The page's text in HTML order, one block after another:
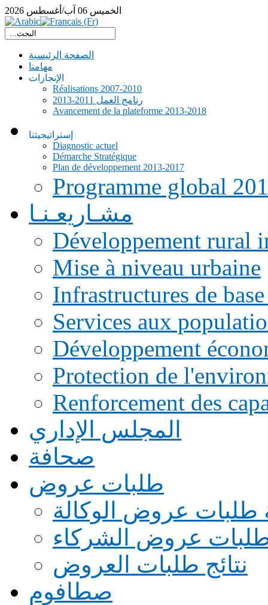
الخميس 06 آب/أغسطس 2026
الصفحة الرئيسية
مهامنا
الإنجازات
Réalisations 2007-2010
رنامج العمل 2011-2013
Avancement de la plateforme 2013-2018
إستراتيجيتنا
Diagnostic actuel
Démarche Stratégique
Plan de développement 2013-2017
Programme global
مشـاريعـنـا
Développement rural
Mise à niveau urbaine
Infrastructures de
Services aux
Développement
Protection de
Renforcement des
المجلس الإداري
صحافة
طلبات عروض
طلبات عروض الوكالة
طلبات عروض الشركاء
نتائج طلبات العروض
صطافوم